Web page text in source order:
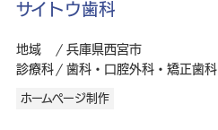
サイトウ歯科
地域
兵庫県西宮市
診療科
歯科・口腔外科・矯正歯科
ホームページ制作